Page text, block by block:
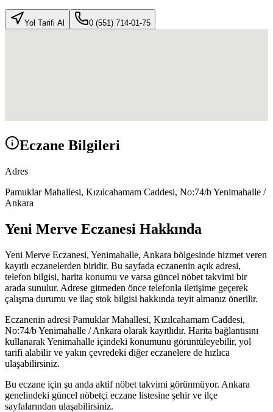
Yol Tarifi Al 0 (551) 714-01-75
Eczane Bilgileri
Adres
Pamuklar Mahallesi, Kızılcahamam Caddesi, No:74/b Yenimahalle /
Ankara
Yeni Merve Eczanesi Hakkında
Yeni Merve Eczanesi, Yenimahalle, Ankara bölgesinde hizmet veren
kayıtlı eczanelerden biridir. Bu sayfada eczanenin açık adresi,
telefon bilgisi, harita konumu ve varsa güncel nöbet takvimi bir
arada sunulur. Adrese gitmeden önce telefonla iletişime geçerek
çalışma durumu ve ilaç stok bilgisi hakkında teyit almanız önerilir.
Eczanenin adresi Pamuklar Mahallesi, Kızılcahamam Caddesi,
No:74/b Yenimahalle / Ankara olarak kayıtlıdır. Harita bağlantısını
kullanarakYenimahalle içindeki konumunu görüntüleyebilir, yol
tarifi alabilir ve yakın çevredeki diğer eczanelere de hızlıca
ulaşabilirsiniz.
Bu eczane için şu anda aktif nöbet takvimi görünmüyor. Ankara
genelindeki güncel nöbetçi eczane listesine şehir ve ilçe
sayfalarından ulaşabilirsiniz.